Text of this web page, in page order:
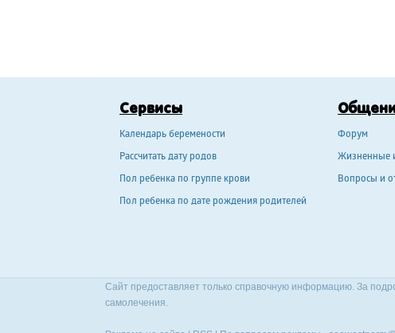
Сервисы
Календарь беремености
Рассчитать дату родов
Пол ребенка по группе крови
Пол ребенка по дате рождения родителей
Форум
Жизненные
Вопросы и
Сайт предоставляет только справочную информацию. За
самолечения.